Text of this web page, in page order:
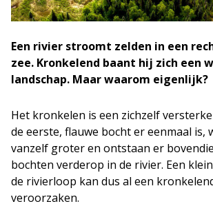
Een rivier stroomt zelden in een
zee. Kronkelend baant hij zich een
landschap. Maar waarom eigenlijk?
Het kronkelen is een zichzelf
de eerste, flauwe bocht er eenmaal is,
vanzelf groter en ontstaan er
bochten verderop in de rivier. Een
de rivierloop kan dus al een
veroorzaken.